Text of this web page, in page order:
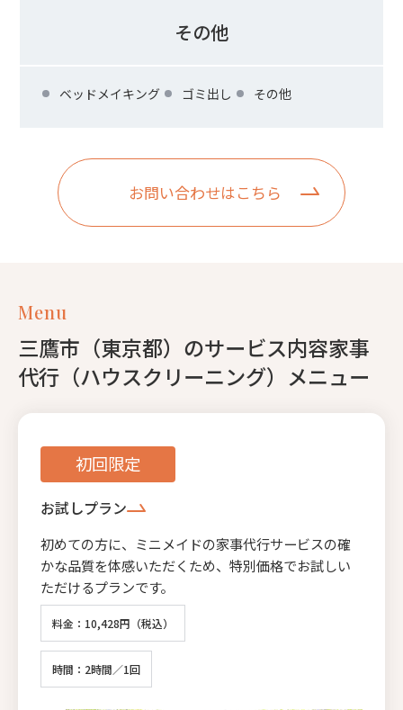
その他
ベッドメイキング ゴミ出し その他
お問い合わせはこちら
Menu
三鷹市（東京都）のサービス内容家事
代行（ハウスクリーニング）メニュー
初回限定
お試しプラン
初めての方に、ミニメイドの家事代行サービスの確
かな品質を体感いただくため、特別価格でお試しい
ただけるプランです。
料金：10,428円（税込）
時間：2時間／1回